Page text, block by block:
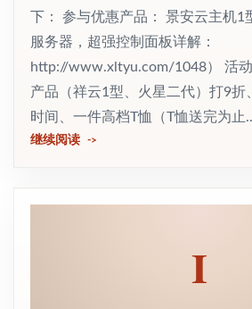
下： 参与优惠产品： 景安云主机1
服务器，超强控制面板详解：
http://www.xltyu.com/1048） 活
产品（祥云1型、火星二代）打9折
时间、一件高档T恤（T恤送完为止
继续阅读
I